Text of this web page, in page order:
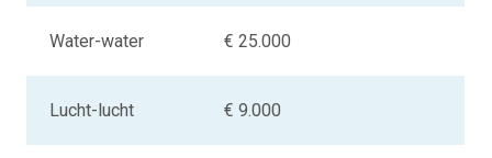
Water-water € 25.000
Lucht-lucht € 9.000